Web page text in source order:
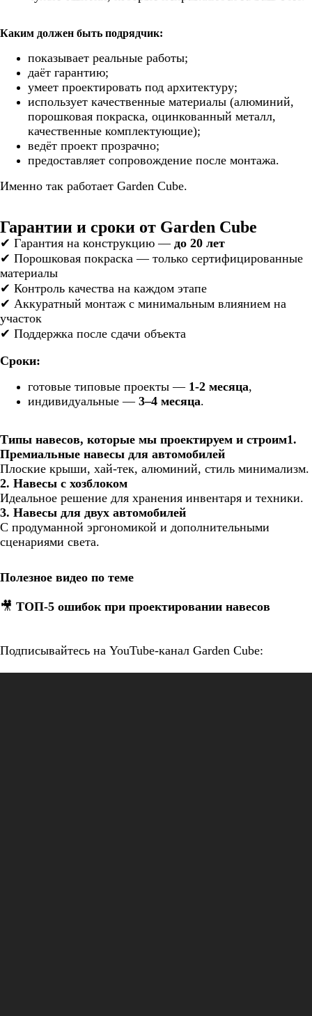
Каким должен быть подрядчик:
показывает реальные работы;
даёт гарантию;
умеет проектировать под архитектуру;
использует качественные материалы (алюминий,
порошковая покраска, оцинкованный металл,
качественные комплектующие);
ведёт проект прозрачно;
предоставляет сопровождение после монтажа.
Именно так работает Garden Cube.
Гарантии и сроки от Garden Cube
✔ Гарантия на конструкцию — до 20 лет
✔ Порошковая покраска — только сертифицированные
материалы
✔ Контроль качества на каждом этапе
✔ Аккуратный монтаж с минимальным влиянием на
участок
✔ Поддержка после сдачи объекта
Сроки:
готовые типовые проекты — 1-2 месяца,
индивидуальные — 3–4 месяца.
Типы навесов, которые мы проектируем и строим1.
Премиальные навесы для автомобилей
Плоские крыши, хай-тек, алюминий, стиль минимализм.
2. Навесы с хозблоком
Идеальное решение для хранения инвентаря и техники.
3. Навесы для двух автомобилей
С продуманной эргономикой и дополнительными
сценариями света.
Полезное видео по теме
🎥 ТОП-5 ошибок при проектировании навесов
Подписывайтесь на YouTube-канал Garden Cube: